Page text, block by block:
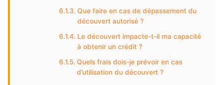
Que faire en cas de dépassement du
découvert autorisé ?
Le découvert impacte-t-il ma capacité
à obtenir un crédit ?
Quels frais dois-je prévoir en cas
d’utilisation du découvert ?